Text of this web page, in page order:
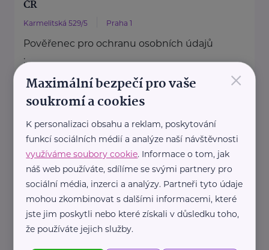
ČR
Karmelitská 529/5 Praha 1
Pověřenec pro ochranu osobních údajů
:
Mgr. Šárka Jílková,
+420 234 811 105, gdpr@msmt.cz
oznamovatelů
: Mgr. ...
https://www.msmt.cz/
+420 234 811 111
posta@msmt.cz
×
Maximální bezpečí pro vaše
soukromí a cookies
K personalizaci obsahu a reklam, poskytování
funkcí sociálních médií a analýze naší návštěvnosti
využíváme soubory cookie. Informace o tom, jak
náš web používáte, sdílíme se svými partnery pro
sociální média, inzerci a analýzy. Partneři tyto údaje
mohou zkombinovat s dalšími informacemi, které
jste jim poskytli nebo které získali v důsledku toho,
že používáte jejich služby.